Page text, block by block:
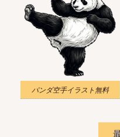
パンダ空手イラスト無料